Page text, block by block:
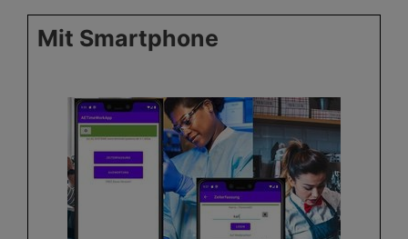
Mit Smartphone